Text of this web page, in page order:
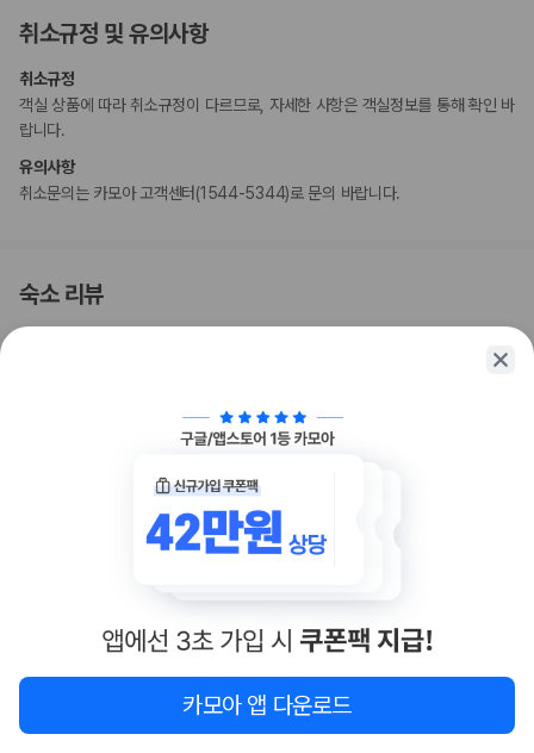
수 있습니다.
않고 이용할 경우 무료로 숙박할 수 있습니다.
이용 상황에 따라 객실 연결이 가능하며, 예약 확인 메일에 나와 있는 번호
로 숙박 시설에 직접 연락하여 요청하실 수 있습니다.
비대면 체크인, 비대면 체크아웃 서비스를 이용하실 수 있습니다.
기타 선택사항
간이 침대 이용 요금: 1박 기준, USD 100.0
위 목록에 명시되지 않은 다른 항목이 있을 수 있습니다. 요금 및 보증금은 세전
American Express
JCB International
취소규정 및 유의사항
취소규정
객실 상품에 따라 취소규정이 다르므로, 자세한 사항은 객실정보를 통해 확인 바
랍니다.
유의사항
취소문의는 카모아 고객센터(1544-5344)로 문의 바랍니다.
숙소 리뷰
4.9
룸 컨디션 좋습니다
조식은 먹지 않아서 모르겠고, 위치는 도심에 있어서 해안 관광지까지
트러스트 리뷰
카모아 앱 다운로드